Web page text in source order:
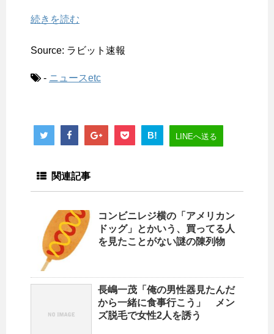
続きを読む
Source: ラビット速報
- ニュースetc
B! LINEへ送る
関連記事
コンビニレジ横の「アメリカン
ドッグ」とかいう、買ってる人
を見たことがない謎の陳列物
長嶋一茂「俺の男性器見たんだ
から一緒に食事行こう」 メン
ズ脱毛で女性2人を誘う